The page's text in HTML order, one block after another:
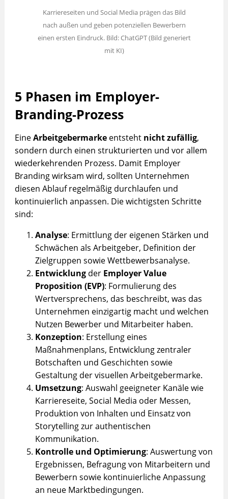
Karriereseiten und Social Media prägen das Bild
nach außen und geben potenziellen Bewerbern
einen ersten Eindruck. Bild: ChatGPT (Bild generiert
mit KI)
5 Phasen im Employer-
Branding-Prozess
EineArbeitgebermarkeentsteht nicht zufällig,
sondern durch einen strukturierten und vor allem
wiederkehrenden Prozess. Damit Employer
Branding wirksam wird, sollten Unternehmen
diesen Ablauf regelmäßig durchlaufen und
kontinuierlich anpassen. Die wichtigsten Schritte
sind:
Analyse: Ermittlung der eigenen Stärken und
Schwächen als Arbeitgeber, Definition der
Zielgruppen sowie Wettbewerbsanalyse.
Entwicklungder Employer Value
Proposition (EVP): Formulierung des
Wertversprechens, das beschreibt, was das
Unternehmen einzigartig macht und welchen
Nutzen Bewerber und Mitarbeiter haben.
Konzeption: Erstellung eines
Maßnahmenplans, Entwicklung zentraler
Botschaften und Geschichten sowie
Gestaltung der visuellen Arbeitgebermarke.
Umsetzung: Auswahl geeigneter Kanäle wie
Karriereseite, Social Media oder Messen,
Produktion von Inhalten und Einsatz von
Storytelling zur authentischen
Kommunikation.
Kontrolle und Optimierung: Auswertung von
Ergebnissen, Befragung von Mitarbeitern und
Bewerbern sowie kontinuierliche Anpassung
an neue Marktbedingungen.